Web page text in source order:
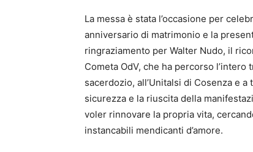
La messa è stata l’occasione per
anniversario di matrimonio e la
ringraziamento per Walter Nudo, il
Cometa OdV, che ha percorso
sacerdozio, all’Unitalsi di Cosenza e
sicurezza e la riuscita della
voler rinnovare la propria vita,
instancabili mendicanti d’amore.